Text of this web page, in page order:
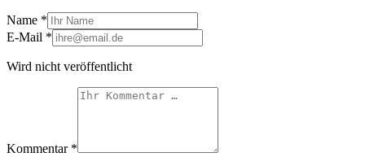
Name *
E-Mail *
Wird nicht veröffentlicht
Kommentar *